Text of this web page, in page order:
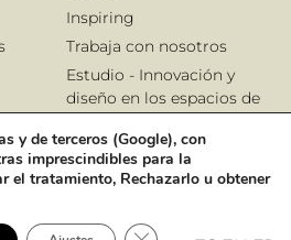
Inspiring
Trabaja con nosotros
Estudio - Innovación y
diseño en los espacios de
y de terceros (Google), con
imprescindibles para la
el tratamiento, Rechazarlo u obtener
Cerrar el banner de